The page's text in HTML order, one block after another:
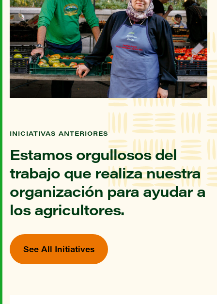
INICIATIVAS ANTERIORES
Estamos orgullosos del
trabajo que realiza nuestra
organización para ayudar a
los agricultores.
See All Initiatives